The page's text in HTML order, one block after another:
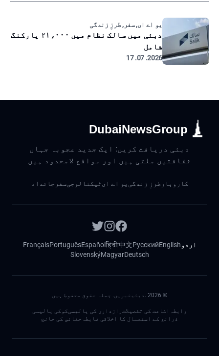
یو اے ای, سفر, طرزِ زندگی
دبئی میں سالک نظام میں ۲۱،۰۰۰ پارکنگ
شامل
2026. 07. 17
DubaiNewsGroup
دبئی دریافت کریں: ایک جدید عجوبہ جہاں
ثقافتیں ملتی ہیں اور مواقع لامحدود ہیں
کاروبار طرزِ زندگی یو اے ایٹیکنالوجیسفر جائداد
اردو English
Русский
中文
हिंदी
Español
Português
Français
Deutsch
Magyar
Slovenský
©
2026 .دبئیخبریں. جملہ حقوق محفوظ ہیں
رابطہ اشاعت کی تفصیلاترازداری کی پالیسیکوکی پالیسی
ذرائع کے استعمال کا اخلاقی ضابطہ حقائق کی جانچ